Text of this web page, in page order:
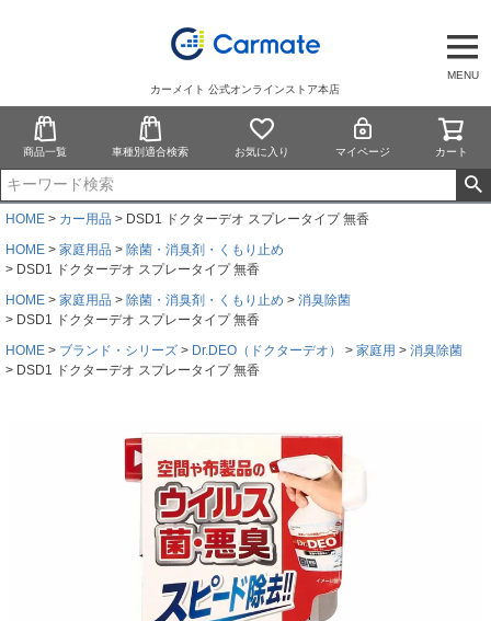
MENU
カーメイト 公式オンラインストア本店
商品一覧 車種別適合検索 お気に入り マイページ カート
HOME カー用品
DSD1 ドクターデオ スプレータイプ 無香
HOME
家庭用品
除菌・消臭剤・くもり止め
DSD1 ドクターデオ スプレータイプ 無香
HOME
家庭用品 除菌・消臭剤・くもり止め
消臭除菌
DSD1 ドクターデオ スプレータイプ 無香
HOME
ブランド・シリーズ Dr.DEO（ドクターデオ） 家庭用
消臭除菌
DSD1 ドクターデオ スプレータイプ 無香